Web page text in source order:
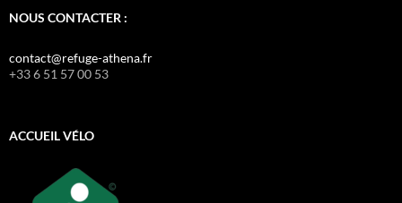
NOUS CONTACTER :
contact@refuge-athena.fr
+33 6 51 57 00 53
ACCUEIL VÉLO